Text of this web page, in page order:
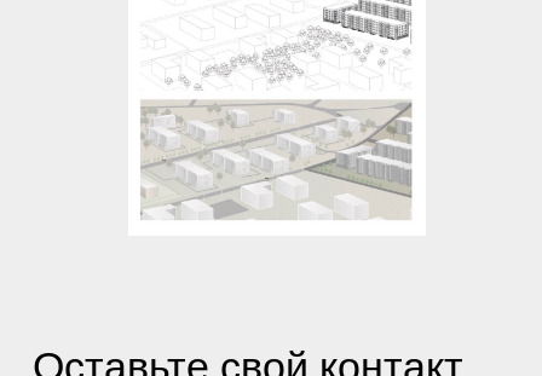
+7 (900) 000 0000
Отправить